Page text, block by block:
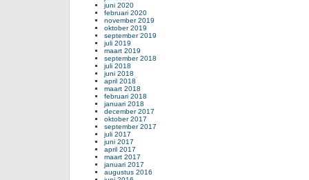
juni 2020
februari 2020
november 2019
oktober 2019
september 2019
juli 2019
maart 2019
september 2018
juli 2018
juni 2018
april 2018
maart 2018
februari 2018
januari 2018
december 2017
oktober 2017
september 2017
juli 2017
juni 2017
april 2017
maart 2017
januari 2017
augustus 2016